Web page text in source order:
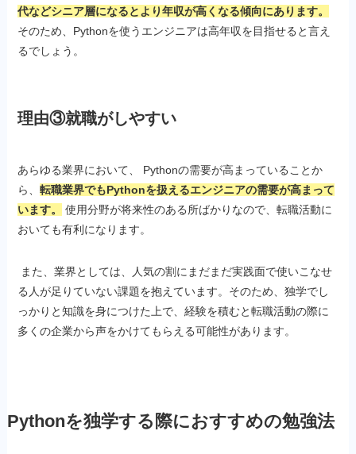
代などシニア層になるとより年収が高くなる傾向にあります。
そのため、Pythonを使うエンジニアは高年収を目指せると言え
るでしょう。
理由③就職がしやすい
あらゆる業界において、 Pythonの需要が高まっていることか
ら、転職業界でもPythonを扱えるエンジニアの需要が高まって
います。
使用分野が将来性のある所ばかりなので、転職活動に
おいても有利になります。
また、業界としては、人気の割にまだまだ実践面で使いこなせ
る人が足りていない課題を抱えています。そのため、独学でし
っかりと知識を身につけた上で、経験を積むと転職活動の際に
多くの企業から声をかけてもらえる可能性があります。
Pythonを独学する際におすすめの勉強法